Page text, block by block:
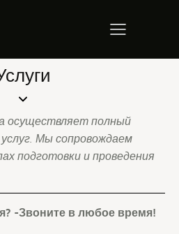
осуществляет полный
Мы сопровождаем
подготовки и проведения
-Звоните в любое время!